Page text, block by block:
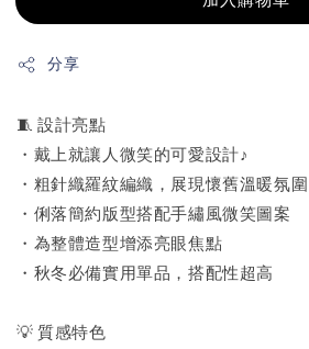
分享
🧵 設計亮點
・戴上就讓人微笑的可愛設計♪
・粗針織羅紋編織，展現懷舊溫暖氛圍
・俐落簡約版型搭配手繡風微笑圖案
・為整體造型增添亮眼焦點
・秋冬必備實用單品，搭配性超高
💡 質感特色